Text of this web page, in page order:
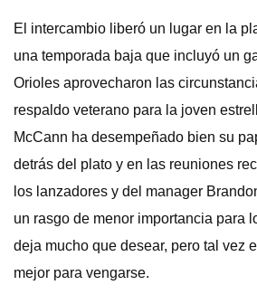
El intercambio liberó un lugar en la
una temporada baja que incluyó un
Orioles aprovecharon las
respaldo veterano para la joven
McCann ha desempeñado bien su
detrás del plato y en las reuniones
los lanzadores y del manager
un rasgo de menor importancia para
deja mucho que desear, pero tal vez
mejor para vengarse.